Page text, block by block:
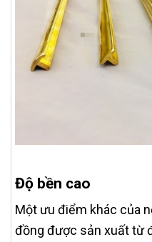
Độ bền cao
Một ưu điểm khác của
đồng được sản xuất từ